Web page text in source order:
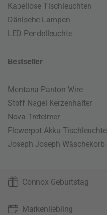
Kabellose Tischleuchten
Dänische Lampen
LED Pendelleuchte
Bestseller
Montana Panton Wire
Stoff Nagel Kerzenhalter
Nova Treteimer
Flowerpot Akku Tischleuchte
Joseph Joseph Wäschekorb
Connox Geburtstag
Markenliebling